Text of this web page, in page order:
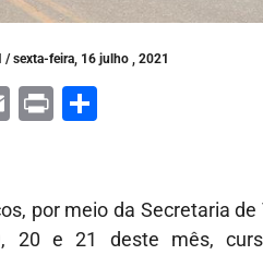
/ sexta-feira, 16 julho , 2021
Email
Print
por meio da Secretaria
20 e 21 deste mês,